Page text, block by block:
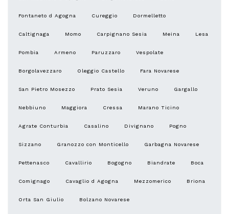
Fontaneto d Agogna Cureggio Dormelletto
Caltignaga Momo Carpignano Sesia Meina Lesa
Pombia Armeno Paruzzaro Vespolate
Borgolavezzaro Oleggio Castello Fara Novarese
San Pietro Mosezzo Prato Sesia Veruno Gargallo
Nebbiuno Maggiora Cressa Marano Ticino
Agrate Conturbia Casalino Divignano Pogno
Sizzano Granozzo con Monticello Garbagna Novarese
Pettenasco Cavallirio Bogogno Biandrate Boca
Comignago Cavaglio d Agogna Mezzomerico Briona
Orta San Giulio Bolzano Novarese